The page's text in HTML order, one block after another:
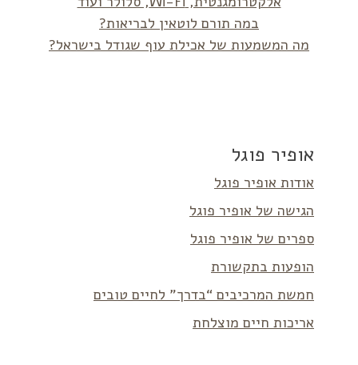
במה תורם לוטאין לבריאות?
מה המשמעות של אכילת עוף שגודל בישראל?
אופיר פוגל
אודות אופיר פוגל
הגישה של אופיר פוגל
ספרים של אופיר פוגל
הופעות בתקשורת
חמשת המרכיבים “בדרך” לחיים טובים
אריכות חיים מוצלחת